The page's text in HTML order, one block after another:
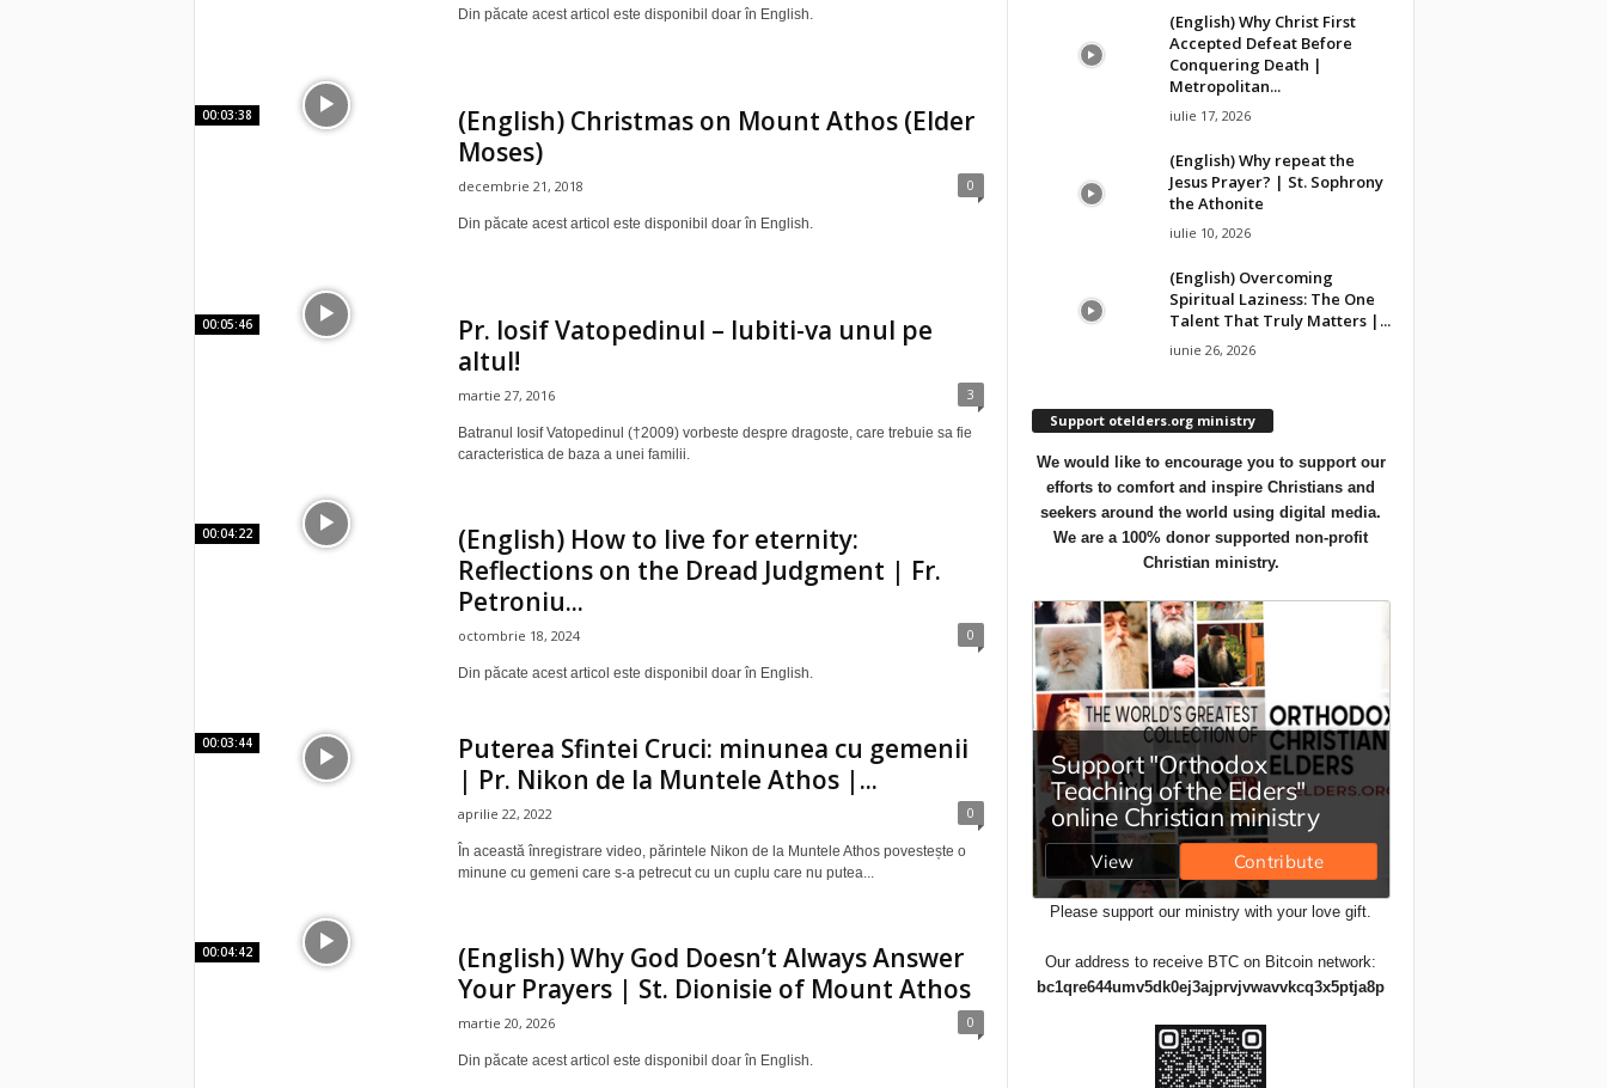
Din păcate acest articol este disponibil doar în English.
00:03:38
(English) Christmas on Mount Athos (Elder
Moses)
decembrie 21, 2018 0
Din păcate acest articol este disponibil doar în English.
00:05:46
Pr. Iosif Vatopedinul – Iubiti-va unul pe
altul!
martie 27, 2016 3
Batranul Iosif Vatopedinul (†2009) vorbeste despre dragoste, care trebuie sa fie
caracteristica de baza a unei familii.
00:04:22
(English) How to live for eternity:
Reflections on the Dread Judgment | Fr.
Petroniu...
octombrie 18, 2024 0
Din păcate acest articol este disponibil doar în English.
00:03:44
Puterea Sfintei Cruci: minunea cu gemenii
| Pr. Nikon de la Muntele Athos |...
aprilie 22, 2022 0
În această înregistrare video, părintele Nikon de la Muntele Athos povestește o
minune cu gemeni care s-a petrecut cu un cuplu care nu putea...
00:04:42
(English) Why God Doesn’t Always Answer
Your Prayers | St. Dionisie of Mount Athos
martie 20, 2026 0
Din păcate acest articol este disponibil doar în English.
(English) Why Christ First
Accepted Defeat Before
Conquering Death |
Metropolitan...
iulie 17, 2026
(English) Why repeat the
Jesus Prayer? | St. Sophrony
the Athonite
iulie 10, 2026
(English) Overcoming
Spiritual Laziness: The One
Talent That Truly Matters |...
iunie 26, 2026
Support otelders.org ministry
We would like to encourage you to support our
efforts to comfort and inspire Christians and
seekers around the world using digital media.
We are a 100% donor supported non-profit
Christian ministry.
Please support our ministry with your love gift.
Our address to receive BTC on Bitcoin network:
bc1qre644umv5dk0ej3ajprvjvwavvkcq3x5ptja8p